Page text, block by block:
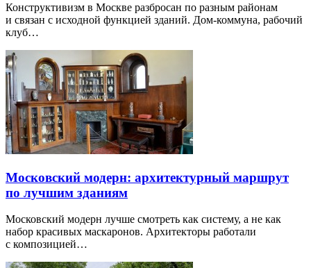
Конструктивизм в Москве разбросан по разным районам
и связан с исходной функцией зданий. Дом-коммуна, рабочий
клуб…
Московский модерн: архитектурный маршрут
по лучшим зданиям
Московский модерн лучше смотреть как систему, а не как
набор красивых маскаронов. Архитекторы работали
с композицией…